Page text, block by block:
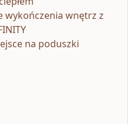
wykończenia wnętrz z
na poduszki